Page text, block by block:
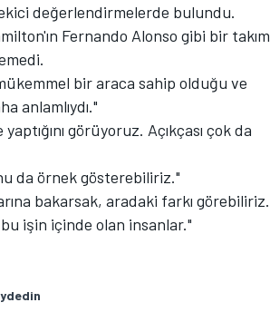
değerlendirmelerde bulundu.
Fernando Alonso gibi bir takım
bir araca sahip olduğu ve
anlamlıydı."
görüyoruz. Açıkçası çok da
da örnek gösterebiliriz."
bakarsak, aradaki farkı görebiliriz.
işin içinde olan insanlar."